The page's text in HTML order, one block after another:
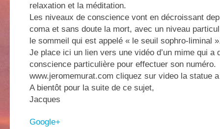
relaxation et la méditation.
Les niveaux de conscience vont en décroissant
coma et sans doute la mort, avec un niveau
le sommeil qui est appelé « le seuil sophro-liminal
Je place ici un lien vers une vidéo d’un mime qui a
conscience particulière pour effectuer son numéro.
www.jeromemurat.com cliquez sur video la statue
A bientôt pour la suite de ce sujet,
Jacques
Google+